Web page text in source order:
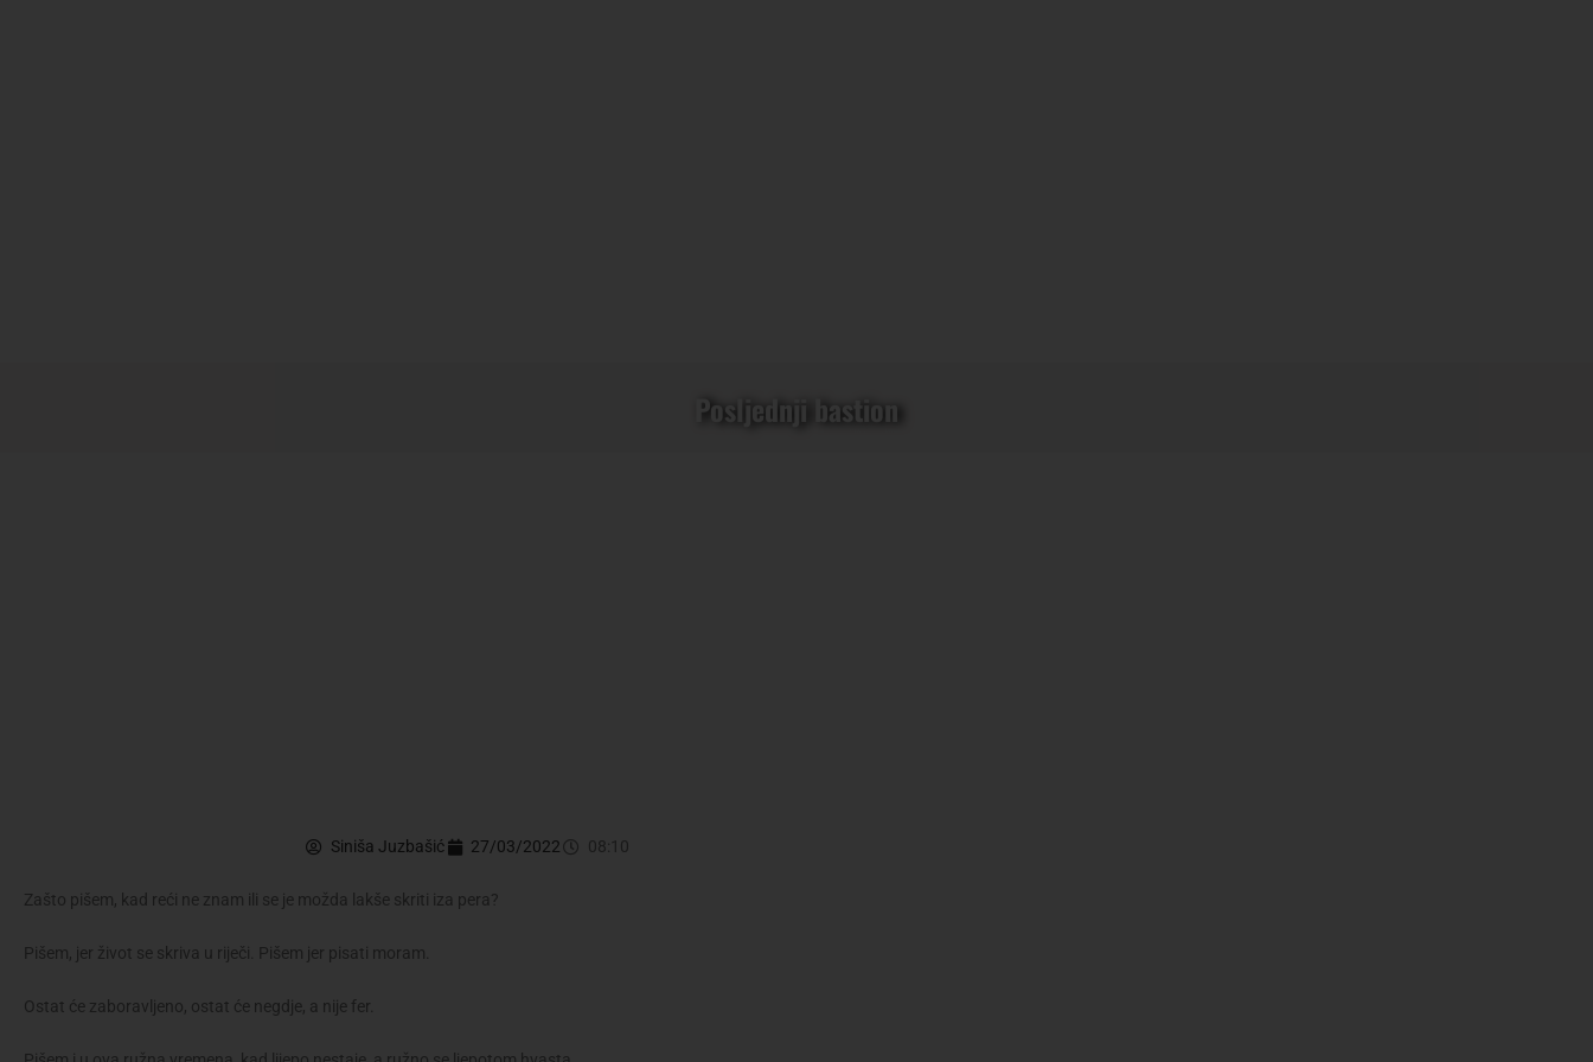
Posljednji bastion
Siniša Juzbašić 27/03/2022 08:10
Zašto pišem, kad reći ne znam ili se je možda lakše skriti iza pera?
Pišem, jer život se skriva u riječi. Pišem jer pisati moram.
Ostat će zaboravljeno, ostat će negdje, a nije fer.